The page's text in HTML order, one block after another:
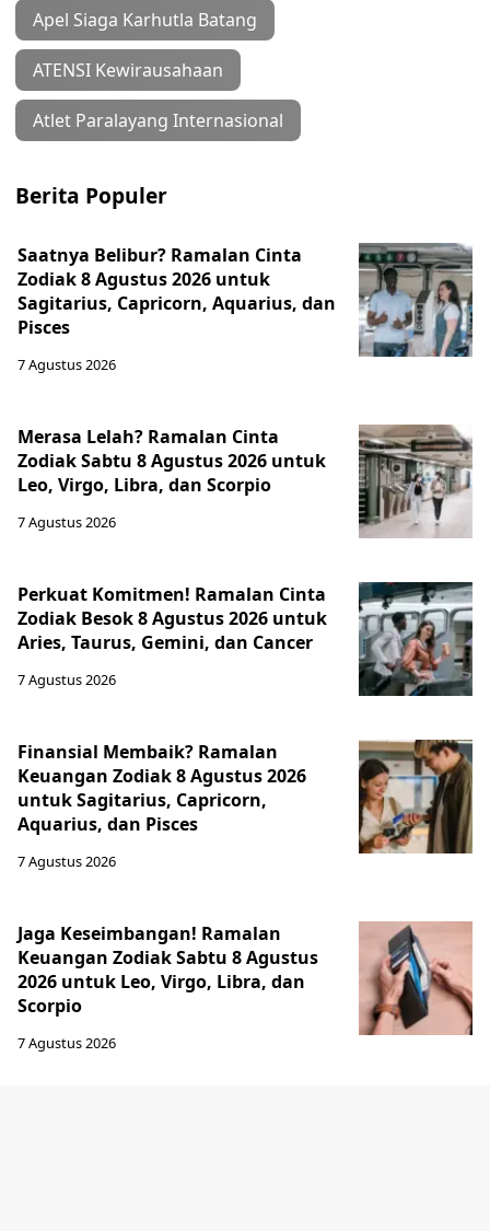
Apel Siaga Karhutla Batang
ATENSI Kewirausahaan
Atlet Paralayang Internasional
Berita Populer
Saatnya Belibur? Ramalan Cinta
Zodiak 8 Agustus 2026 untuk
Sagitarius, Capricorn, Aquarius, dan
Pisces
7 Agustus 2026
Merasa Lelah? Ramalan Cinta
Zodiak Sabtu 8 Agustus 2026 untuk
Leo, Virgo, Libra, dan Scorpio
7 Agustus 2026
Perkuat Komitmen! Ramalan Cinta
Zodiak Besok 8 Agustus 2026 untuk
Aries, Taurus, Gemini, dan Cancer
7 Agustus 2026
Finansial Membaik? Ramalan
Keuangan Zodiak 8 Agustus 2026
untuk Sagitarius, Capricorn,
Aquarius, dan Pisces
7 Agustus 2026
Jaga Keseimbangan! Ramalan
Keuangan Zodiak Sabtu 8 Agustus
2026 untuk Leo, Virgo, Libra, dan
Scorpio
7 Agustus 2026